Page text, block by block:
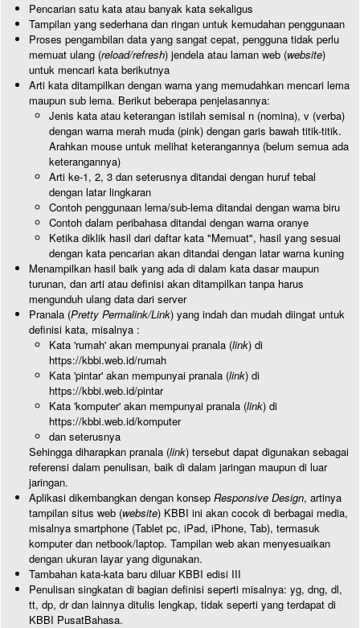
Pencarian satu kata atau banyak kata sekaligus
Tampilan yang sederhana dan ringan untuk kemudahan penggunaan
Proses pengambilan data yang sangat cepat, pengguna tidak perlu
memuat ulang (reload/refresh) jendela atau laman web (website)
untuk mencari kata berikutnya
Arti kata ditampilkan dengan warna yang memudahkan mencari lema
maupun sub lema. Berikut beberapa penjelasannya:
Jenis kata atau keterangan istilah semisal n (nomina), v (verba)
dengan warna merah muda (pink) dengan garis bawah titik-titik.
Arahkan mouse untuk melihat keterangannya (belum semua ada
keterangannya)
Arti ke-1, 2, 3 dan seterusnya ditandai dengan huruf tebal
dengan latar lingkaran
Contoh penggunaan lema/sub-lema ditandai dengan warna biru
Contoh dalam peribahasa ditandai dengan warna oranye
Ketika diklik hasil dari daftar kata "Memuat", hasil yang sesuai
dengan kata pencarian akan ditandai dengan latar warna kuning
Menampilkan hasil baik yang ada di dalam kata dasar maupun
turunan, dan arti atau definisi akan ditampilkan tanpa harus
mengunduh ulang data dari server
Pranala (Pretty Permalink/Link) yang indah dan mudah diingat untuk
definisi kata, misalnya :
Kata 'rumah' akan mempunyai pranala (link) di
https://kbbi.web.id/rumah
Kata 'pintar' akan mempunyai pranala (link) di
https://kbbi.web.id/pintar
Kata 'komputer' akan mempunyai pranala (link) di
https://kbbi.web.id/komputer
dan seterusnya
Sehingga diharapkan pranala (link) tersebut dapat digunakan sebagai
referensi dalam penulisan, baik di dalam jaringan maupun di luar
jaringan.
Aplikasi dikembangkan dengan konsep Responsive Design, artinya
tampilan situs web (website) KBBI ini akan cocok di berbagai media,
misalnya smartphone (Tablet pc, iPad, iPhone, Tab), termasuk
komputer dan netbook/laptop. Tampilan web akan menyesuaikan
dengan ukuran layar yang digunakan.
Tambahan kata-kata baru diluar KBBI edisi III
Penulisan singkatan di bagian definisi seperti misalnya: yg, dng, dl,
tt, dp, dr dan lainnya ditulis lengkap, tidak seperti yang terdapat di
KBBI PusatBahasa.